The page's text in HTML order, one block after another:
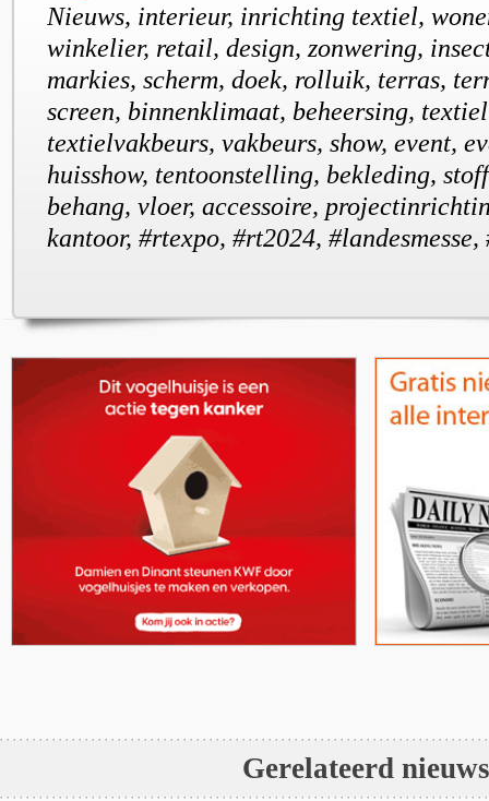
Nieuws, interieur, inrichting textiel,
winkelier, retail, design, zonwering,
markies, scherm, doek, rolluik, terras,
screen, binnenklimaat, beheersing,
textielvakbeurs, vakbeurs, show, event,
huisshow, tentoonstelling, bekleding,
behang, vloer, accessoire,
kantoor, #rtexpo, #rt2024,
Gerelateerd nieuws